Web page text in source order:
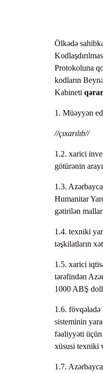
Ölkədə
Protokoluna
kodların
Kabineti
1. Müəyyən
//çıxarılıb//
1.2. xarici
götürənin
1.3.
Humanitar
gətirilən
1.4. texniki
təşkilatların
1.5. xarici
tərəfindən
1000 ABŞ
1.6. fövqəladə
sisteminin
fəaliyyəti üçün
xüsusi texniki
1.7.